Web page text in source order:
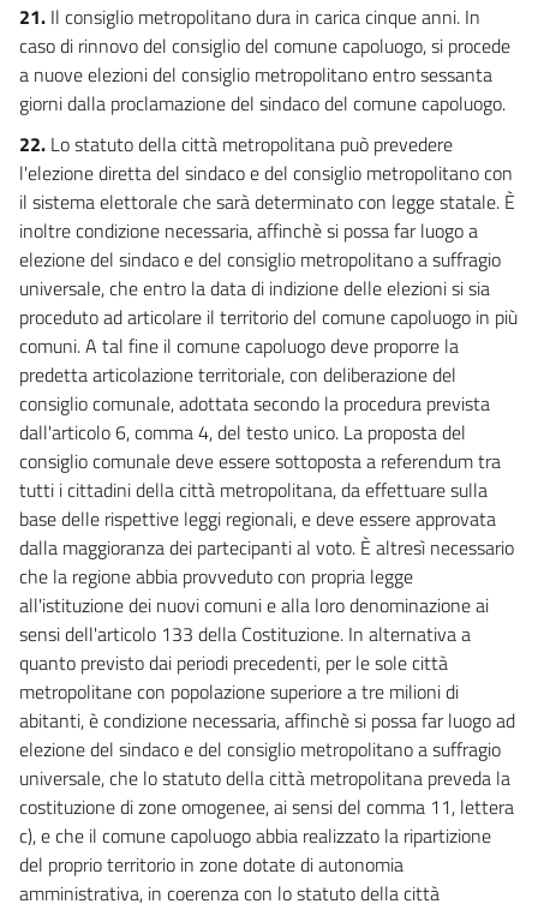
21. Il consiglio metropolitano dura in carica cinque anni. In
caso di rinnovo del consiglio del comune capoluogo, si procede
a nuove elezioni del consiglio metropolitano entro sessanta
giorni dalla proclamazione del sindaco del comune capoluogo.
22. Lo statuto della città metropolitana può prevedere
l'elezione diretta del sindaco e del consiglio metropolitano con
il sistema elettorale che sarà determinato con legge statale. È
inoltre condizione necessaria, affinchè si possa far luogo a
elezione del sindaco e del consiglio metropolitano a suffragio
universale, che entro la data di indizione delle elezioni si sia
proceduto ad articolare il territorio del comune capoluogo in più
comuni. A tal fine il comune capoluogo deve proporre la
predetta articolazione territoriale, con deliberazione del
consiglio comunale, adottata secondo la procedura prevista
dall'articolo 6, comma 4, del testo unico. La proposta del
consiglio comunale deve essere sottoposta a referendum tra
tutti i cittadini della città metropolitana, da effettuare sulla
base delle rispettive leggi regionali, e deve essere approvata
dalla maggioranza dei partecipanti al voto. È altresì necessario
che la regione abbia provveduto con propria legge
all'istituzione dei nuovi comuni e alla loro denominazione ai
sensi dell'articolo 133 della Costituzione. In alternativa a
quanto previsto dai periodi precedenti, per le sole città
metropolitane con popolazione superiore a tre milioni di
abitanti, è condizione necessaria, affinchè si possa far luogo ad
elezione del sindaco e del consiglio metropolitano a suffragio
universale, che lo statuto della città metropolitana preveda la
costituzione di zone omogenee, ai sensi del comma 11, lettera
c), e che il comune capoluogo abbia realizzato la ripartizione
del proprio territorio in zone dotate di autonomia
amministrativa, in coerenza con lo statuto della città